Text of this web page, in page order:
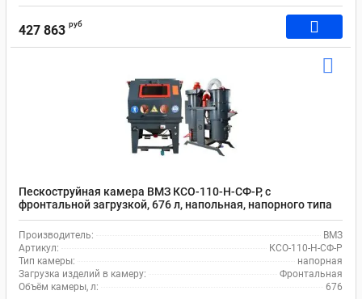
427 863 руб
Пескоструйная камера ВМЗ КСО-110-Н-СФ-Р, с
фронтальной загрузкой, 676 л, напольная, напорного типа
Производитель:
ВМЗ
Артикул:
КСО-110-Н-СФ-Р
Тип камеры:
напорная
Загрузка изделий в камеру:
Фронтальная
Объём камеры, л:
676